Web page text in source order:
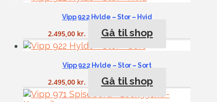
Vipp 922 Hylde – Stor – Hvid
2.495,00 kr. Gå til shop
Vipp 922 Hylde – Stor – Sort
2.495,00 kr. Gå til shop